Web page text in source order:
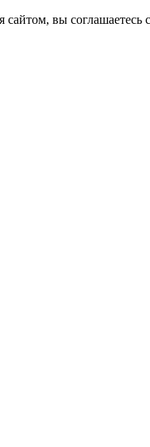
вы соглашаетесь